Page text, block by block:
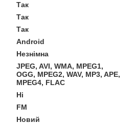
Так
Так
Так
Android
Незнімна
JPEG, AVI, WMA, MPEG1,
OGG, MPEG2, WAV, MP3, APE,
MPEG4, FLAC
Ні
FM
Новий